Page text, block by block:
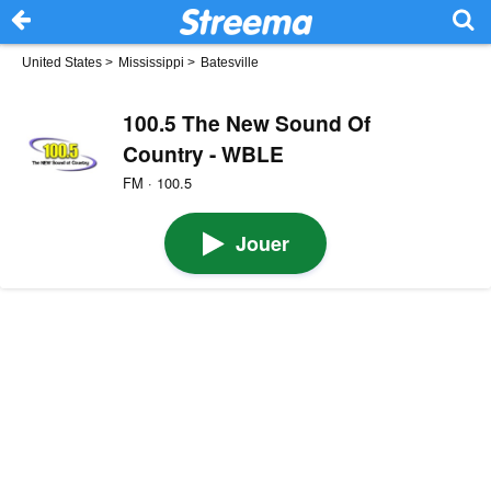
United States > Mississippi > Batesville
100.5 The New Sound Of
Country - WBLE
FM · 100.5
Jouer